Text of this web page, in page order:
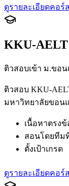
ดูรายละเอียดคอร์
KKU-AELT
ติวสอบเข้า ม.ขอ
ติวสอบ KKU-
มหาวิทยาลัยขอน
เนื้อหาตรง
สอนโดยทีม
ตั้งเป้าเกรด
ดูรายละเอียดคอร์